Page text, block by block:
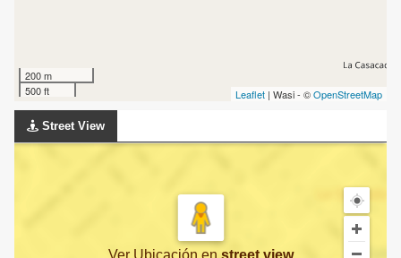
200 m
500 ft
Leaflet | Wasi - ©OpenStreetMap
Street View